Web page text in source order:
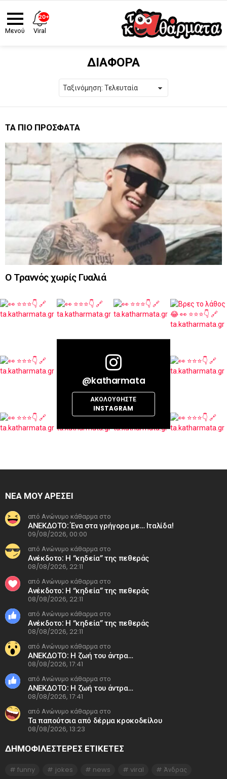
Μενού
ΔΙΑΦΟΡΑ
ΤΑ ΠΙΟ ΠΡΟΣΦΑΤΑ
Ο Τραννός χωρίς Γυαλιά
@katharmata
ΑΚΟΛΟΥΘΉΣΤΕ
INSTAGRAM
ΝΕΑ ΜΟΥ ΑΡΕΣΕΙ
από Ανώνυμο κάθαρμα στο
ΑΝΕΚΔΟΤΟ: Ένα στα γρήγορα με… Ιταλίδα!
09/08/2026, 00:00
από Ανώνυμο κάθαρμα στο
Ανέκδοτο: Η “κηδεία” της πεθεράς
08/08/2026, 22:11
από Ανώνυμο κάθαρμα στο
Ανέκδοτο: Η “κηδεία” της πεθεράς
08/08/2026, 22:11
από Ανώνυμο κάθαρμα στο
Ανέκδοτο: Η “κηδεία” της πεθεράς
08/08/2026, 22:11
από Ανώνυμο κάθαρμα στο
ΑΝΕΚΔΟΤΟ: Η ζωή του άντρα…
08/08/2026, 17:41
από Ανώνυμο κάθαρμα στο
ΑΝΕΚΔΟΤΟ: Η ζωή του άντρα…
08/08/2026, 17:41
από Ανώνυμο κάθαρμα στο
Τα παπούτσια από δέρμα κροκοδείλου
08/08/2026, 13:23
ΔΗΜΟΦΙΛΕΣΤΕΡΕΣ ΕΤΙΚΈΤΕΣ
funny jokes news viral
Άνδρας
20+
Viral